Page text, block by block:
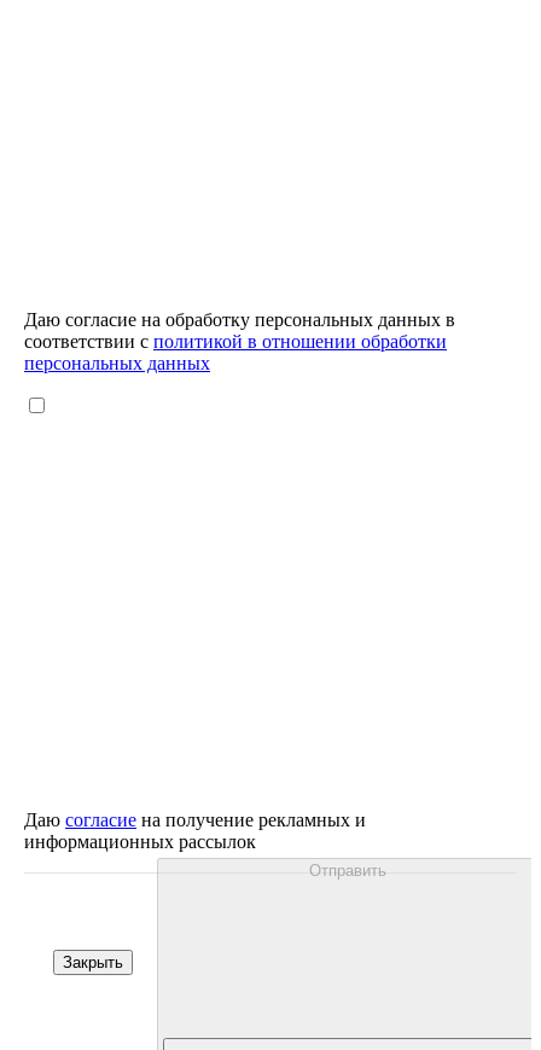
Даю согласие на обработку персональных данных в
соответствии с политикой в отношении обработки
персональных данных
Даю согласие на получение рекламных и
информационных рассылок
Закрыть
Отправить